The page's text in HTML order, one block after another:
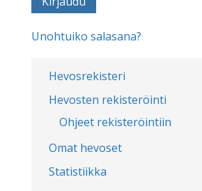
Hevosrekisteri
Hevosten rekisteröinti
Ohjeet rekisteröintiin
Omat hevoset
Statistiikka
Unohtuiko salasana?